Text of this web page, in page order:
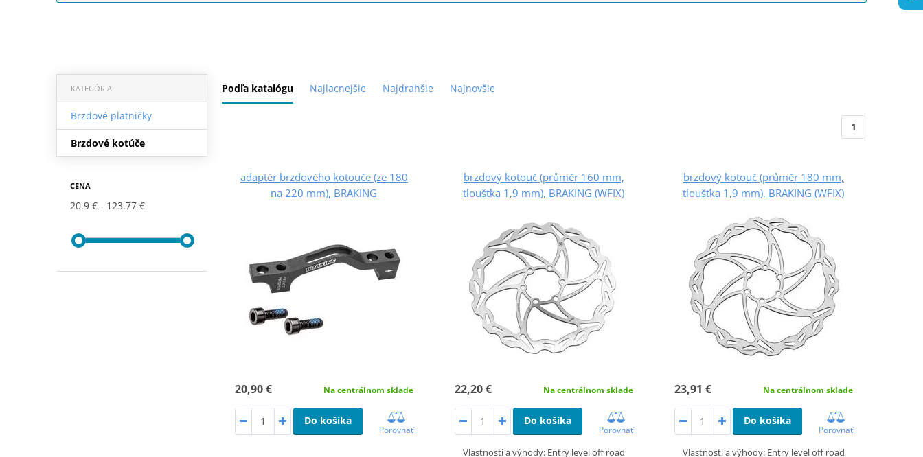
Podľa katalógu Najlacnejšie Najdrahšie Najnovšie
KATEGÓRIA
Brzdové platničky
Brzdové kotúče
CENA
20.9 € 123.77 €
1
adaptér brzdového kotouče (ze 180
na 220 mm), BRAKING
20,90 € Na centrálnom sklade
Do košíka
Porovnať
brzdový kotouč (průměr 160 mm,
tloušťka 1,9 mm), BRAKING (WFIX)
22,20 € Na centrálnom sklade
Do košíka
Porovnať
Vlastnosti a výhody: Entry level off road
brzdový kotouč (průměr 180 mm,
tloušťka 1,9 mm), BRAKING (WFIX)
23,91 € Na centrálnom sklade
Do košíka
Porovnať
Vlastnosti a výhody: Entry level off road